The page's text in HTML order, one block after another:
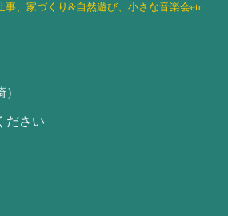
、家づくり&自然遊び、小さな音楽会etc…
ださい